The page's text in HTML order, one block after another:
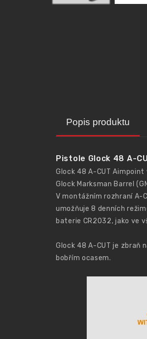
Popis produktu
Pistole Glock 48 A-
Glock 48 A-CUT
Glock Marksman Barrel
V montážním rozhraní A-
umožňuje 8 denních
baterie CR2032, jako ve
Glock 48 A-CUT je zbraň
bobřím ocasem.